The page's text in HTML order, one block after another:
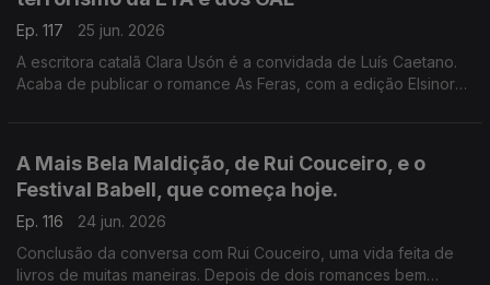
Ep. 117
25 jun. 2026
A escritora catalã Clara Usón é a convidada de Luís Caetano.
Acaba de publicar o romance As Feras, com a edição Elsinore.
A Mais Bela Maldição, de Rui Couceiro, e o
Festival Babell, que começa hoje.
Ep. 116
24 jun. 2026
Conclusão da conversa com Rui Couceiro, uma vida feita de
livros de muitas maneiras. Depois de dois romances bem